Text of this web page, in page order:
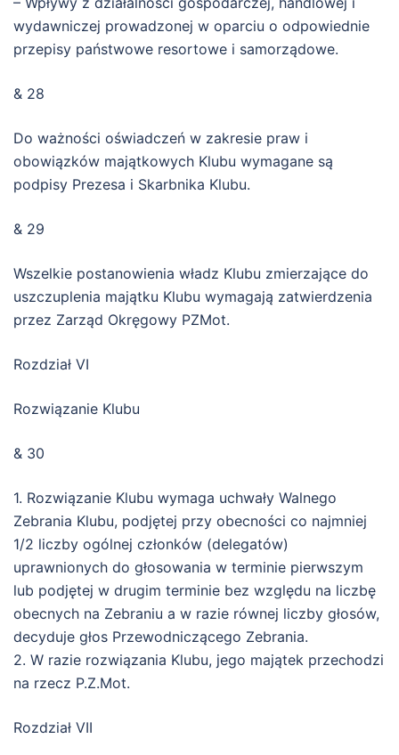
wydawniczej prowadzonej w oparciu o odpowiednie
przepisy państwowe resortowe i samorządowe.
& 28
Do ważności oświadczeń w zakresie praw i
obowiązków majątkowych Klubu wymagane są
podpisy Prezesa i Skarbnika Klubu.
& 29
Wszelkie postanowienia władz Klubu zmierzające do
uszczuplenia majątku Klubu wymagają zatwierdzenia
przez Zarząd Okręgowy PZMot.
Rozdział VI
Rozwiązanie Klubu
& 30
1. Rozwiązanie Klubu wymaga uchwały Walnego
Zebrania Klubu, podjętej przy obecności co najmniej
1/2 liczby ogólnej członków (delegatów)
uprawnionych do głosowania w terminie pierwszym
lub podjętej w drugim terminie bez względu na liczbę
obecnych na Zebraniu a w razie równej liczby głosów,
decyduje głos Przewodniczącego Zebrania.
2. W razie rozwiązania Klubu, jego majątek przechodzi
na rzecz P.Z.Mot.
Rozdział VII